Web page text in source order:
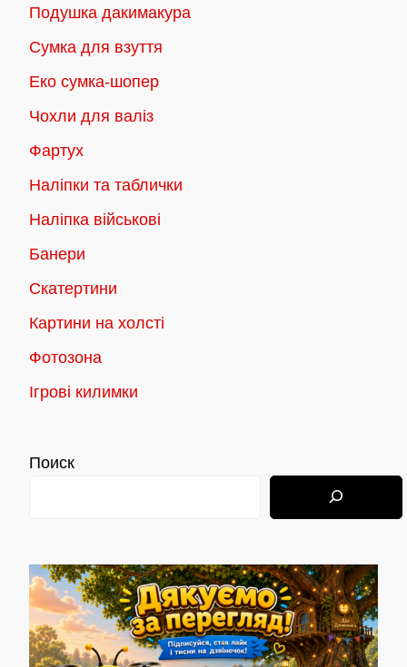
Подушка дакимакура
Сумка для взуття
Еко сумка-шопер
Чохли для валіз
Фартух
Наліпки та таблички
Наліпка військові
Банери
Скатертини
Картини на холсті
Фотозона
Ігрові килимки
Поиск